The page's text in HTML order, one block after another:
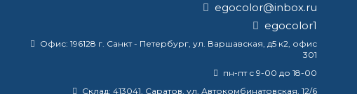
egocolor@inbox.ru
egocolor1
Офис: 196128 г. Санкт - Петербург, ул. Варшавская, д5 к2, офис
301
пн-пт с 9-00 до 18-00
Склад: 413041, Саратов, ул. Автокомбинатовская, 12/6